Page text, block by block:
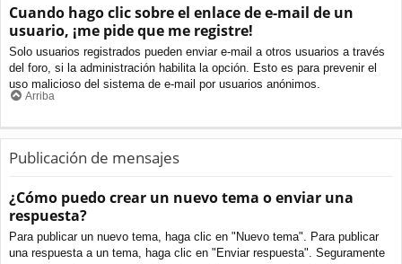
Cuando hago clic sobre el enlace de e-mail de un
usuario, ¡me pide que me registre!
Solo usuarios registrados pueden enviar e-mail a otros usuarios a través
del foro, si la administración habilita la opción. Esto es para prevenir el
uso malicioso del sistema de e-mail por usuarios anónimos.
Arriba
Publicación de mensajes
¿Cómo puedo crear un nuevo tema o enviar una
respuesta?
Para publicar un nuevo tema, haga clic en "Nuevo tema". Para publicar
una respuesta a un tema, haga clic en "Enviar respuesta". Seguramente